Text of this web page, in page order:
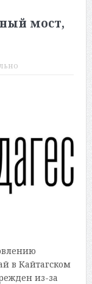
мост,
в Кайтагском
из-за